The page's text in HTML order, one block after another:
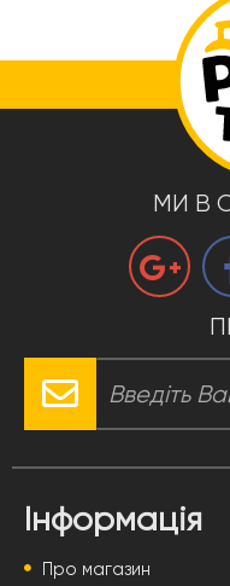
МИ В
Інформація
Про магазин